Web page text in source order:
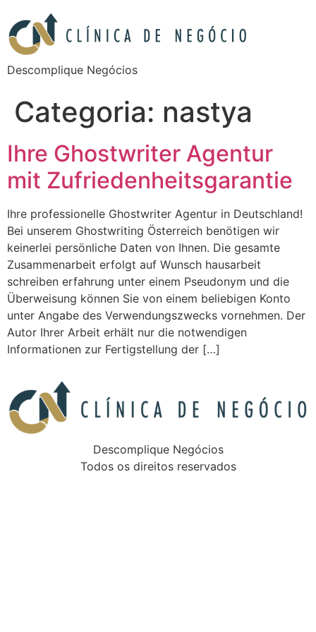
Descomplique Negócios
Categoria: nastya
Ihre Ghostwriter Agentur
mit Zufriedenheitsgarantie
Ihre professionelle Ghostwriter Agentur in Deutschland!
Bei unserem Ghostwriting Österreich benötigen wir
keinerlei persönliche Daten von Ihnen. Die gesamte
Zusammenarbeit erfolgt auf Wunsch hausarbeit
schreiben erfahrung unter einem Pseudonym und die
Überweisung können Sie von einem beliebigen Konto
unter Angabe des Verwendungszwecks vornehmen. Der
Autor Ihrer Arbeit erhält nur die notwendigen
Informationen zur Fertigstellung der […]
Descomplique Negócios
Todos os direitos reservados